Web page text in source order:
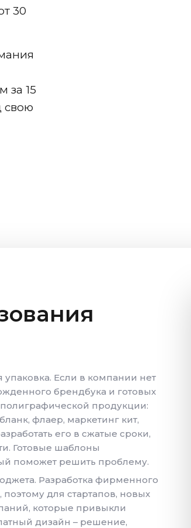
30
за 15
свою
Если в компании нет
брендбука и готовых
продукции:
флаер, маркетинг кит,
его в сжатые сроки,
Готовые шаблоны
поможет решить проблему.
Разработка фирменного
поэтому для стартапов, новых
которые привыкли
дизайн – решение,